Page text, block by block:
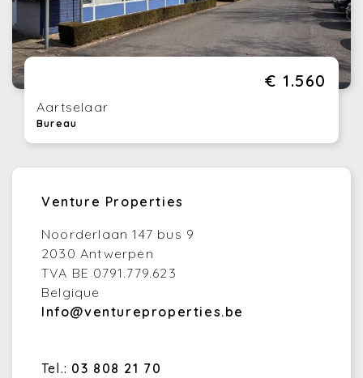
€ 1.560
Aartselaar
Bureau
Venture Properties
Noorderlaan 147 bus 9
2030 Antwerpen
TVA BE 0791.779.623
Belgique
Info@ventureproperties.be
Tel.: 03 808 21 70